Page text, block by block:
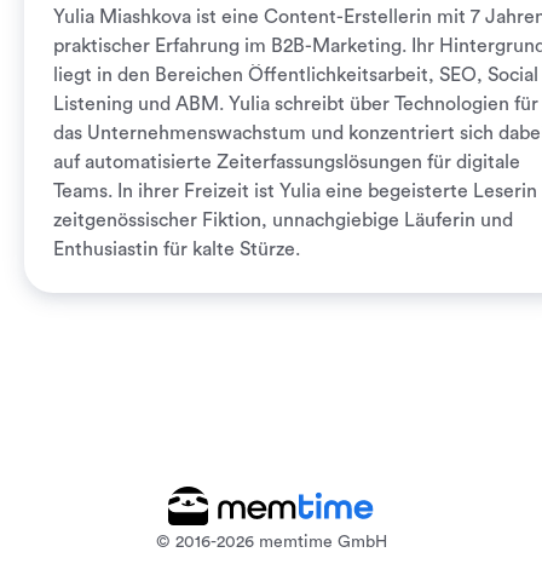
Yulia Miashkova ist eine Content-Erstellerin mit 7
praktischer Erfahrung im B2B-Marketing. Ihr
liegt in den Bereichen Öffentlichkeitsarbeit, SEO, Social
Listening und ABM. Yulia schreibt über Technologien für
das Unternehmenswachstum und konzentriert sich
auf automatisierte Zeiterfassungslösungen für digitale
Teams. In ihrer Freizeit ist Yulia eine begeisterte Leserin
zeitgenössischer Fiktion, unnachgiebige Läuferin und
Enthusiastin für kalte Stürze.
© 2016-2026 memtime GmbH